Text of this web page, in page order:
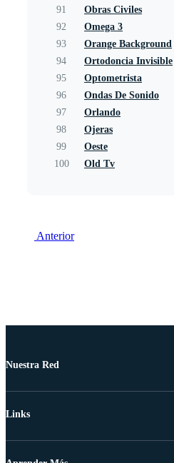
91
Obras Civiles
92
Omega 3
93
Orange Background
94
Ortodoncia Invisible
95
Optometrista
96
Ondas De Sonido
97
Orlando
98
Ojeras
99
Oeste
100
Old Tv
Anterior
Nuestra Red
Links